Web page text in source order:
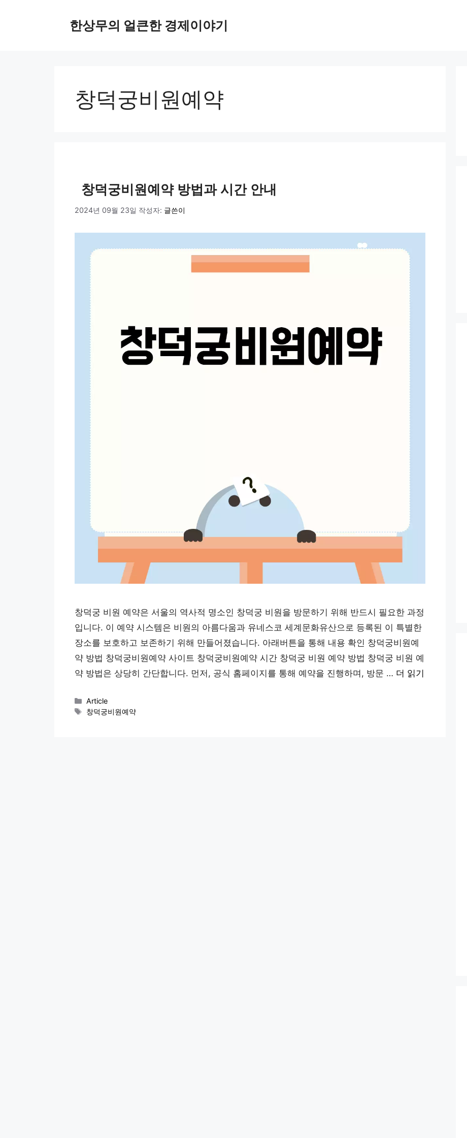
한상무의 얼큰한 경제이야기
창덕궁비원예약
창덕궁비원예약 방법과 시간 안내
2024년 09월 23일 작성자: 글쓴이
창덕궁 비원 예약은 서울의 역사적 명소인 창덕궁 비원을 방문하기 위해 반드시 필요한 과정
입니다. 이 예약 시스템은 비원의 아름다움과 유네스코 세계문화유산으로 등록된 이 특별한
장소를 보호하고 보존하기 위해 만들어졌습니다. 아래버튼을 통해 내용 확인 창덕궁비원예
약 방법 창덕궁비원예약 사이트 창덕궁비원예약 시간 창덕궁 비원 예약 방법 창덕궁 비원 예
약 방법은 상당히 간단합니다. 먼저, 공식 홈페이지를 통해 예약을 진행하며, 방문 … 더 읽기
카
테
Article
태
창덕궁비원예약